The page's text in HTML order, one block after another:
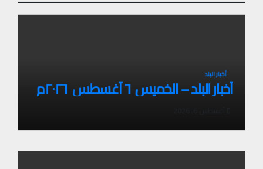
أخبار البلد
أخبار البلد – الخميس ٦ أغسطس ٢٠٢٦م